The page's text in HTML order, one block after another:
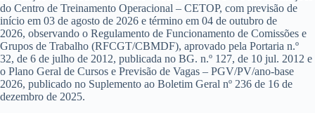
do Centro de Treinamento Operacional – CETOP, com previsão de
início em 03 de agosto de 2026 e término em 04 de outubro de
2026, observando o Regulamento de Funcionamento de Comissões e
Grupos de Trabalho (RFCGT/CBMDF), aprovado pela Portaria n.º
32, de 6 de julho de 2012, publicada no BG. n.º 127, de 10 jul. 2012 e
o Plano Geral de Cursos e Previsão de Vagas – PGV/PV/ano-base
2026, publicado no Suplemento ao Boletim Geral nº 236 de 16 de
dezembro de 2025.